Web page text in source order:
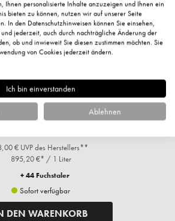
Gold, 24h Pflege, 50ml
€ UVP des Herstellers**
895,20 €* / 1 Liter
+ 44 Fuchstaler
Sofort verfügbar
DEN WARENKORB
Ihnen personalisierte Inhalte anzuzeigen und Ihnen ein
bieten zu können, nutzen wir auf unserer Seite
In den Datenschutzhinweisen können Sie einsehen,
jederzeit, auch durch nachträgliche Änderung der
ob und inwieweit Sie diesen zustimmen möchten. Sie
von Cookies jederzeit ändern.
Ich bin einverstanden
Ablehnen